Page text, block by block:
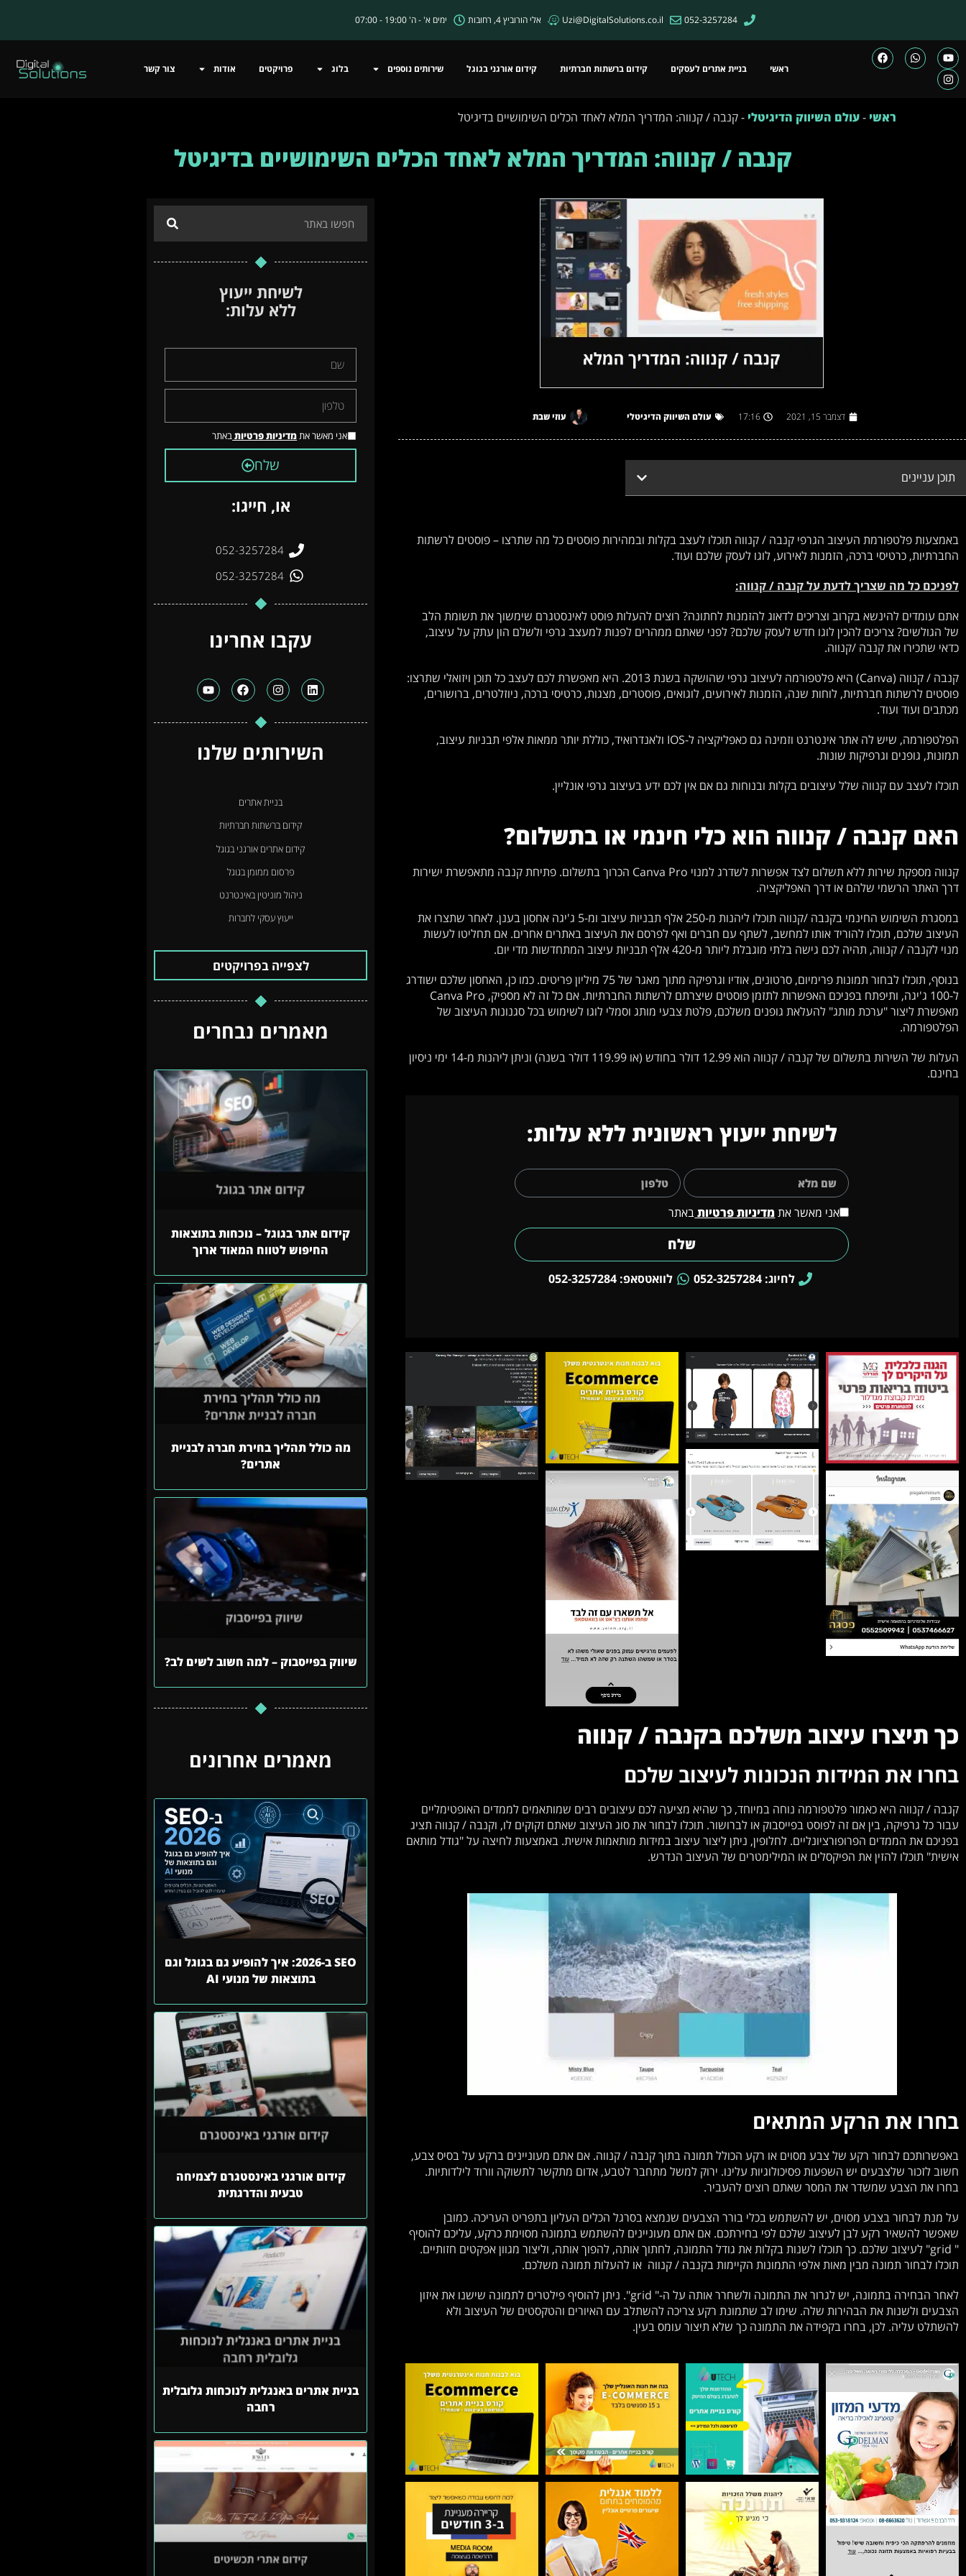
052-3257284
Uzi@DigitalSolutions.co.il אלי הורוביץ 4, רחובות ימים א' - ה' 19:00 - 07:00
ראשי בניית אתרים לעסקים קידום ברשתות חברתיות קידום אורגני בגוגל שירותים נוספים בלוג פרויקטים אודות צור קשר
ראשי -עולם השיווק הדיגיטלי -קנבה / קנווה: המדריך המלא לאחד הכלים השימושיים בדיגיטל
קנבה / קנווה: המדריך המלא לאחד הכלים השימושיים בדיגיטל
דצמבר 15, 2021 17:16 עולם השיווק הדיגיטלי עוזי שבת
תוכן עניינים
באמצעות פלטפורמת העיצוב הגרפי קנבה / קנווה תוכלו לעצב בקלות ובמהירות פוסטים כל מה שתרצו – פוסטים לרשתות
החברתיות, כרטיסי ברכה, הזמנות לאירוע, לוגו לעסק שלכם ועוד.
לפניכם כל מה שצריך לדעת על קנבה / קנווה:
אתם עומדים להינשא בקרוב וצריכים לדאוג להזמנות לחתונה? רוצים להעלות פוסט לאינסטגרם שימשוך את תשומת הלב
של הגולשים? צריכים להכין לוגו חדש לעסק שלכם? לפני שאתם ממהרים לפנות למעצב גרפי ולשלם הון עתק על עיצוב,
כדאי שתכירו את קנבה /קנווה.
קנבה / קנווה (Canva) היא פלטפורמה לעיצוב גרפי שהושקה בשנת 2013. היא מאפשרת לכם לעצב כל תוכן ויזואלי שתרצו:
פוסטים לרשתות חברתיות, לוחות שנה, הזמנות לאירועים, לוגואים, פוסטרים, מצגות, כרטיסי ברכה, ניוזלטרים, ברושורים,
מכתבים ועוד ועוד.
הפלטפורמה, שיש לה אתר אינטרנט וזמינה גם כאפליקציה ל-IOS ולאנדרואיד, כוללת יותר ממאות אלפי תבניות עיצוב,
תמונות, גופנים וגרפיקות שונות.
תוכלו לעצב עם קנווה שלל עיצובים בקלות ובנוחות גם אם אין לכם ידע בעיצוב גרפי אונליין.
האם קנבה / קנווה הוא כלי חינמי או בתשלום?
קנווה מספקת שירות ללא תשלום לצד אפשרות לשדרג למנוי Canva Pro הכרוך בתשלום. פתיחת קנבה מתאפשרת ישירות
דרך האתר הרשמי שלהם או דרך האפליקציה.
במסגרת השימוש החינמי בקנבה /קנווה תוכלו ליהנות מ-250 אלף תבניות עיצוב ומ-5 ג'יגה אחסון בענן. לאחר שתצרו את
העיצוב שלכם, תוכלו להוריד אותו למחשב, לשתף עם חברים ואף לפרסם את העיצוב באתרים אחרים. אם תחליטו לעשות
מנוי לקנבה / קנווה, תהיה לכם גישה בלתי מוגבלת ליותר מ-420 אלף תבניות עיצוב המתחדשות מדי יום.
בנוסף, תוכלו לבחור תמונות פרימיום, סרטונים, אודיו וגרפיקה מתוך מאגר של 75 מיליון פריטים. כמו כן, האחסון שלכם ישודרג
ל-100 ג'יגה, ותיפתח בפניכם האפשרות לתזמן פוסטים שיצרתם לרשתות החברתיות. אם כל זה לא מספיק, Canva Pro
מאפשרת ליצור "ערכת מותג" להעלאת גופנים משלכם, פלטת צבעי מותג וסמלי לוגו לשימוש בכל סגנונות העיצוב של
הפלטפורמה.
העלות של השירות בתשלום של קנבה / קנווה הוא 12.99 דולר בחודש (או 119.99 דולר בשנה) וניתן ליהנות מ-14 ימי ניסיון
בחינם.
לשיחת ייעוץ ראשונית ללא עלות:
אני מאשר אתמדיניות פרטיותבאתר
שלח
לחיוג: 052-3257284 לוואטסאפ: 052-3257284
כך תיצרו עיצוב משלכם בקנבה / קנווה
בחרו את המידות הנכונות לעיצוב שלכם
קנבה / קנווה היא כאמור פלטפורמה נוחה במיוחד, כך שהיא מציעה לכם עיצובים רבים שמותאמים לממדים האופטימליים
עבור כל גרפיקה, בין אם זה לפוסט בפייסבוק או לברושור. תוכלו לבחור את סוג העיצוב שאתם זקוקים לו, וקנבה / קנווה תציג
בפניכם את הממדים הפרופורציונליים. לחלופין, ניתן ליצור עיצוב במידות מותאמות אישית. באמצעות לחיצה על "גודל מותאם
אישית" תוכלו להזין את הפיקסלים או המילימטרים של העיצוב הנדרש.
בחרו את הרקע המתאים
באפשרותכם לבחור רקע של צבע מסוים או רקע הכולל תמונה בתוך קנבה / קנווה. אם אתם מעוניינים ברקע על בסיס צבע,
חשוב לזכור שלצבעים יש השפעות פסיכולוגיות עלינו. ירוק למשל מתחבר לטבע, אדום מתקשר לתשוקה וורוד לילדותיות.
בחרו את הצבע שמשדר את המסר שאתם רוצים להעביר.
על מנת לבחור בצבע מסוים, יש להשתמש בכלי בורר הצבעים שנמצא בסרגל הכלים העליון בתפריט העריכה. כמובן
שאפשר להשאיר רקע לבן לעיצוב שלכם לפי בחירתכם. אם אתם מעוניינים להשתמש בתמונה מסוימת כרקע, עליכם להוסיף
" grid" לעיצוב שלכם. כך תוכלו לשנות בקלות את גודל התמונה, לחתוך אותה, להפוך אותה, וליצור מגוון אפקטים חזותיים.
תוכלו לבחור תמונה מבין מאות אלפי התמונות הקיימות בקנבה / קנווה או להעלות תמונה משלכם.
לאחר הבחירה בתמונה, יש לגרור את התמונה ולשחרר אותה על ה-" grid". ניתן להוסיף פילטרים לתמונה שישנו את איזון
הצבעים ולשנות את הבהירות שלה. שימו לב שתמונת רקע צריכה להשתלב עם האיורים והטקסטים של העיצוב ולא
להשתלט עליה. לכן, בחרו בקפידה את התמונה כך שלא תיצור עומס בעין.
לשיחת ייעוץ
ללא עלות:
אני מאשר אתמדיניות פרטיותבאתר
שלח
או, חייגו:
052-3257284
052-3257284
עקבו אחרינו
השירותים שלנו
בניית אתרים
קידום ברשתות חברתיות
קידום אתרים אורגני בגוגל
פרסום ממומן בגוגל
ניהול מוניטין באינטרנט
ייעוץ עסקי לחברות
לצפייה בפרויקטים
מאמרים נבחרים
קידום אתר בגוגל – נוכחות בתוצאות
החיפוש לטווח המאוד ארוך
מה כולל תהליך בחירת חברה לבניית
אתרים?
שיווק בפייסבוק – למה חשוב לשים לב?
מאמרים אחרונים
SEO ב-2026: איך להופיע גם בגוגל וגם
בתוצאות של מנועי AI
קידום אורגני באינסטגרם לצמיחה
טבעית והדרגתית
בניית אתרים באנגלית לנוכחות גלובלית
רחבה